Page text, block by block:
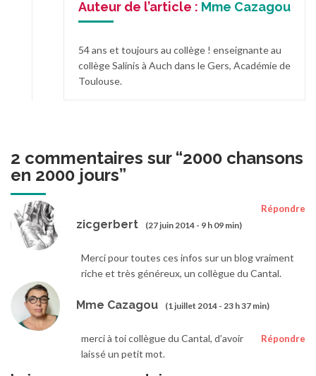
Auteur de l’article : Mme Cazagou
54 ans et toujours au collège ! enseignante au
collège Salinis à Auch dans le Gers, Académie de
Toulouse.
2 commentaires sur “2000 chansons
en 2000 jours”
zicgerbert (27 juin 2014 - 9 h 09 min)
Répondre
Merci pour toutes ces infos sur un blog vraiment
riche et très généreux, un collègue du Cantal.
Mme Cazagou (1 juillet 2014 - 23 h 37 min)
Répondre
merci à toi collègue du Cantal, d’avoir
laissé un petit mot.